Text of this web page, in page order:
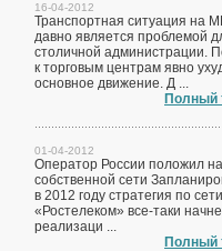
16-04-2012
Транспортная ситуация на
давно является проблемой
столичной администрации.
к торговым центрам явно
основное движение. Д ...
Полный
01-04-2012
Оператор России положил
собственной сети
в 2012 году стратегия по сети
«Ростелеком» все-таки
реализаци ...
Полный